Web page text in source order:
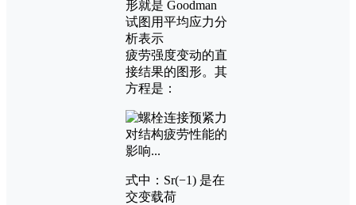
形就是 Goodman
试图用平均应力分
析表示
疲劳强度变动的直
接结果的图形。其
方程是：
式中：Sr(−1) 是在
交变载荷